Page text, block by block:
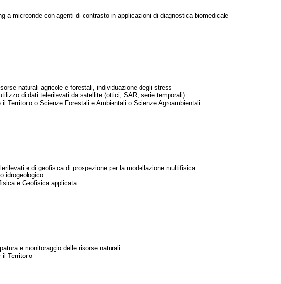
a microonde con agenti di contrasto in applicazioni di diagnostica biomedicale
naturali agricole e forestali, individuazione degli stress
di dati telerilevati da satellite (ottici, SAR, serie temporali)
il Territorio o Scienze Forestali e Ambientali o Scienze Agroambientali
e di geofisica di prospezione per la modellazione multifisica
idrogeologico
e Geofisica applicata
e monitoraggio delle risorse naturali
il Territorio